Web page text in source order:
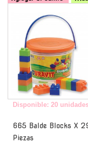
Disponible: 20
665 Balde Blocks X
Piezas